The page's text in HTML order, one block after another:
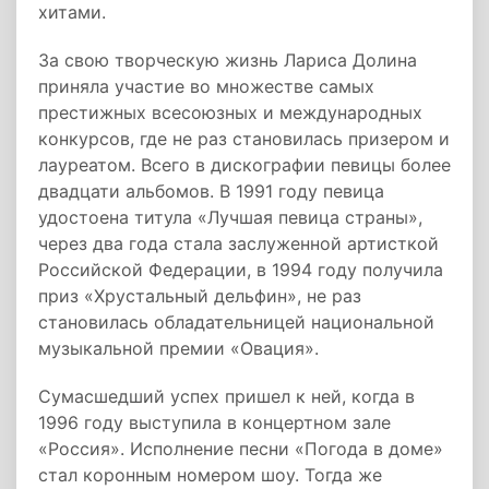
хитами.
За свою творческую жизнь Лариса Долина
приняла участие во множестве самых
престижных всесоюзных и международных
конкурсов, где не раз становилась призером и
лауреатом. Всего в дискографии певицы более
двадцати альбомов. В 1991 году певица
удостоена титула «Лучшая певица страны»,
через два года стала заслуженной артисткой
Российской Федерации, в 1994 году получила
приз «Хрустальный дельфин», не раз
становилась обладательницей национальной
музыкальной премии «Овация».
Сумасшедший успех пришел к ней, когда в
1996 году выступила в концертном зале
«Россия». Исполнение песни «Погода в доме»
стал коронным номером шоу. Тогда же